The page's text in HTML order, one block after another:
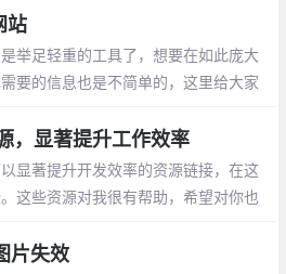
站
举足轻重的工具了，想要在如此庞大
要的信息也是不简单的，这里给大家
，显著提升工作效率
显著提升开发效率的资源链接，在这
这些资源对我很有帮助，希望对你也
片失效